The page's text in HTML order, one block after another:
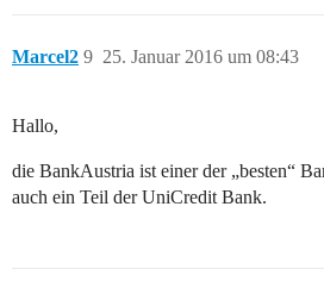
Marcel2 25. Januar 2016 um 08:43
9
Hallo,
die BankAustria ist einer der „besten“
auch ein Teil der UniCredit Bank.